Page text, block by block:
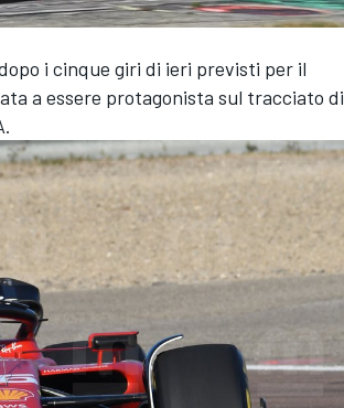
i cinque giri di ieri previsti per il
a essere protagonista sul tracciato di